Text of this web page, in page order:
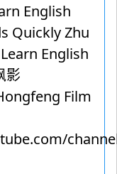
English
Quickly Zhu
English
影
Film